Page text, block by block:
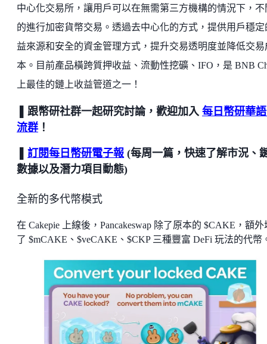
中心化交易所，讓用戶可以在無需第三方機構的情況下，不
的進行加密貨幣交易。透過去中心化的方式，提供用戶穩定
益來源和安全的資金管理方式，提升交易透明度並降低交易
本。目前產品橫跨質押收益、流動性挖礦、IFO，是 BNB
上最佳的鏈上收益管道之一！
▌跟幣研社群一起研究討論，歡迎加入 每日幣研華
流群 ！
訂閱每日幣研電子報 (每周一篇，快速了解市況、
數據以及潛力項目動態)
全新的多代幣模式
在 Cakepie 上線後，Pancakeswap 除了原本的 $CAKE，額外
了 $mCAKE、$veCAKE、$CKP 三種豐富 DeFi 玩法的代幣